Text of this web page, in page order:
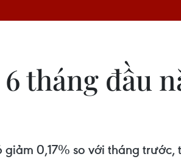
tháng đầu
0,17% so với tháng